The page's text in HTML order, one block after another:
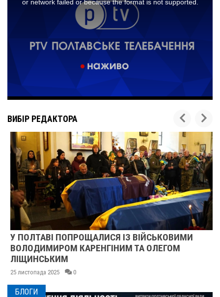
ВИБІР РЕДАКТОРА
У ПОЛТАВІ ПОПРОЩАЛИСЯ ІЗ ВІЙСЬКОВИМИ
ВОЛОДИМИРОМ КАРЕНГІНИМ ТА ОЛЕГОМ
ЛІЩИНСЬКИМ
25 листопада 2025 0
БЛОГИ